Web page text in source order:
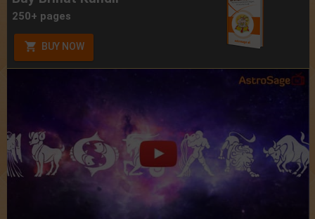
250+ pages
BUY NOW